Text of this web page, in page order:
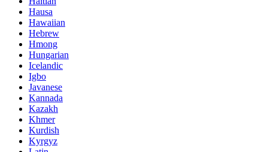
Hausa
Hawaiian
Hebrew
Hmong
Hungarian
Icelandic
Igbo
Javanese
Kannada
Kazakh
Khmer
Kurdish
Kyrgyz